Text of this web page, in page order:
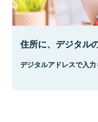
住所に、デジタル
デジタルアドレスで入力